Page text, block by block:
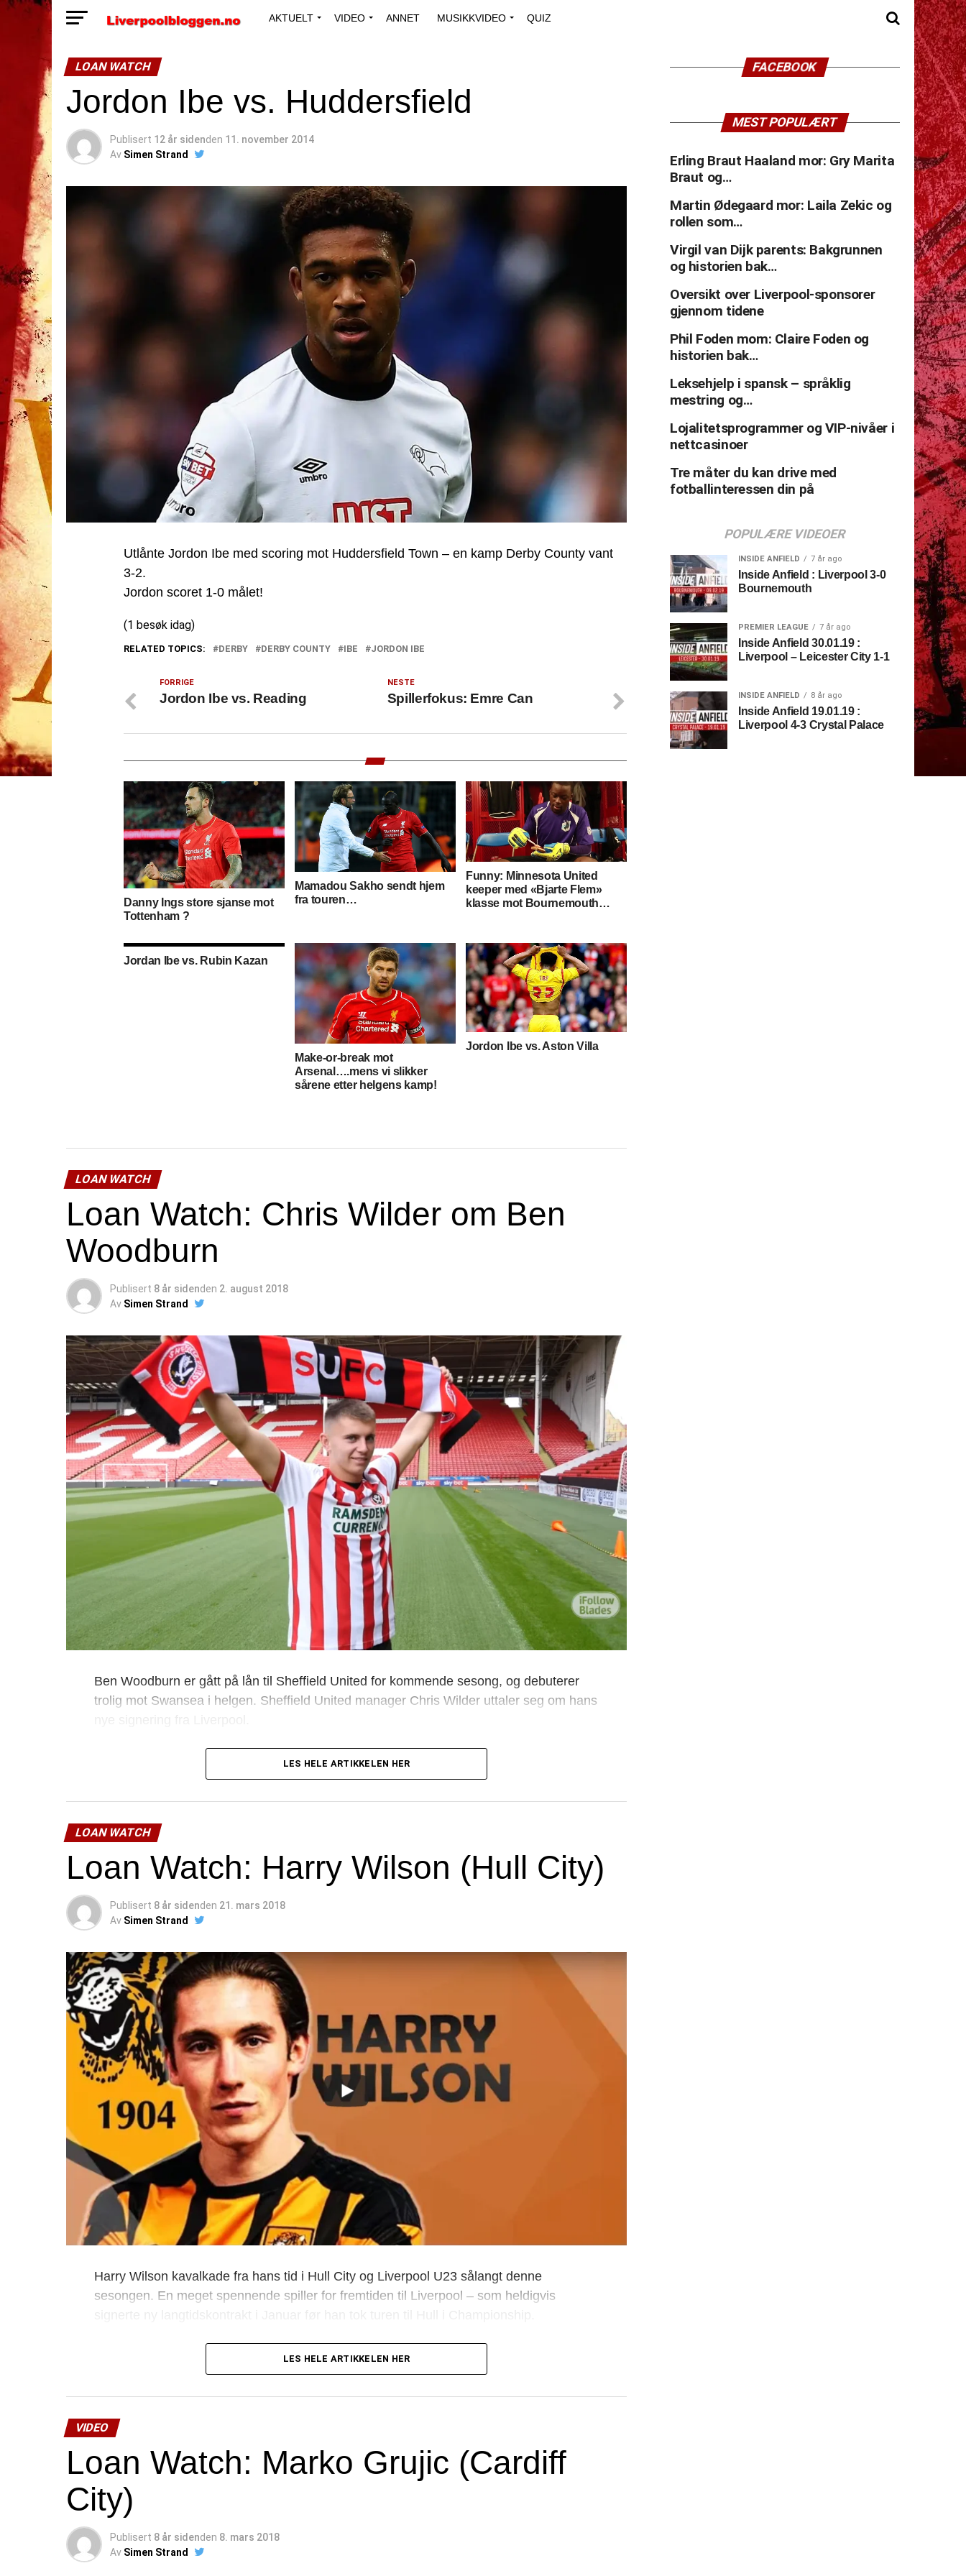
AKTUELT VIDEO ANNET MUSIKKVIDEO QUIZ
LOAN WATCH
Jordon Ibe vs. Huddersfield
Publisert 12 år sidenden 11. november 2014
Av Simen Strand
Utlånte Jordon Ibe med scoring mot Huddersfield Town – en kamp Derby County vant
3-2.
Jordon scoret 1-0 målet!
(1 besøk idag)
RELATED TOPICS: DERBY DERBY COUNTY IBE JORDON IBE
NESTE
Spillerfokus: Emre Can
FORRIGE
Jordon Ibe vs. Reading
Danny Ings store sjanse mot
Tottenham ?
Mamadou Sakho sendt hjem
fra touren…
Funny: Minnesota United
keeper med «Bjarte Flem»
klasse mot Bournemouth…
Jordan Ibe vs. Rubin Kazan
Make-or-break mot
Arsenal….mens vi slikker
sårene etter helgens kamp!
Jordon Ibe vs. Aston Villa
LOAN WATCH
Loan Watch: Chris Wilder om Ben
Woodburn
Publisert 8 år sidenden 2. august 2018
Av Simen Strand
Ben Woodburn er gått på lån til Sheffield United for kommende sesong, og debuterer
trolig mot Swansea i helgen. Sheffield United manager Chris Wilder uttaler seg om hans
PS! Tidligere i sommer solgte Liverpool Yan Dhanda til Swansea, og han kan meget
LES HELE ARTIKKELEN HER
LOAN WATCH
Loan Watch: Harry Wilson (Hull City)
Publisert 8 år sidenden 21. mars 2018
Av Simen Strand
Harry Wilson kavalkade fra hans tid i Hull City og Liverpool U23 sålangt denne
sesongen. En meget spennende spiller for fremtiden til Liverpool – som heldigvis
LES HELE ARTIKKELEN HER
VIDEO
Loan Watch: Marko Grujic (Cardiff
City)
Publisert 8 år sidenden 8. mars 2018
Av Simen Strand
FACEBOOK
MEST POPULÆRT
Erling Braut Haaland mor: Gry Marita
Braut og…
Martin Ødegaard mor: Laila Zekic og
rollen som…
Virgil van Dijk parents: Bakgrunnen
og historien bak…
Oversikt over Liverpool-sponsorer
gjennom tidene
Phil Foden mom: Claire Foden og
historien bak…
Leksehjelp i spansk – språklig
mestring og…
Lojalitetsprogrammer og VIP-nivåer i
nettcasinoer
Tre måter du kan drive med
fotballinteressen din på
POPULÆRE VIDEOER
INSIDE ANFIELD 7 år ago
Inside Anfield : Liverpool 3-0
Bournemouth
PREMIER LEAGUE 7 år ago
Inside Anfield 30.01.19 :
Liverpool – Leicester City 1-1
INSIDE ANFIELD 8 år ago
Inside Anfield 19.01.19 :
Liverpool 4-3 Crystal Palace